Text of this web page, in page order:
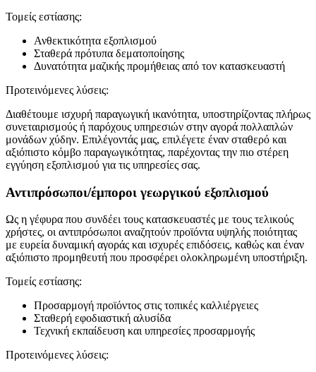
Τομείς εστίασης:
Ανθεκτικότητα εξοπλισμού
Σταθερά πρότυπα δεματοποίησης
Δυνατότητα μαζικής προμήθειας από τον κατασκευαστή
Προτεινόμενες λύσεις:
Διαθέτουμε ισχυρή παραγωγική ικανότητα, υποστηρίζοντας πλήρως
συνεταιρισμούς ή παρόχους υπηρεσιών στην αγορά πολλαπλών
μονάδων χύδην. Επιλέγοντάς μας, επιλέγετε έναν σταθερό και
αξιόπιστο κόμβο παραγωγικότητας, παρέχοντας την πιο στέρεη
εγγύηση εξοπλισμού για τις υπηρεσίες σας.
Αντιπρόσωποι/έμποροι γεωργικού εξοπλισμού
Ως η γέφυρα που συνδέει τους κατασκευαστές με τους τελικούς
χρήστες, οι αντιπρόσωποι αναζητούν προϊόντα υψηλής ποιότητας
με ευρεία δυναμική αγοράς και ισχυρές επιδόσεις, καθώς και έναν
αξιόπιστο προμηθευτή που προσφέρει ολοκληρωμένη υποστήριξη.
Τομείς εστίασης:
Προσαρμογή προϊόντος στις τοπικές καλλιέργειες
Σταθερή εφοδιαστική αλυσίδα
Τεχνική εκπαίδευση και υπηρεσίες προσαρμογής
Προτεινόμενες λύσεις: